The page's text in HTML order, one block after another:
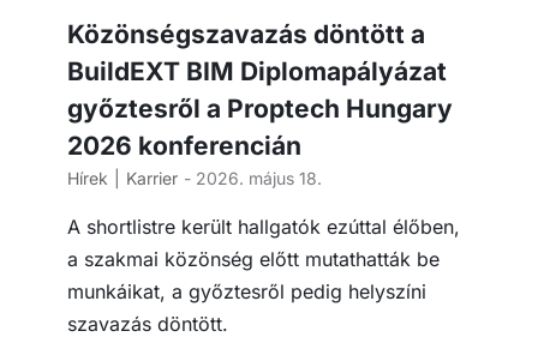
Közönségszavazás döntött a
BuildEXT BIM Diplomapályázat
győztesről a Proptech Hungary
2026 konferencián
Hírek Karrier - 2026. május 18.
A shortlistre került hallgatók ezúttal élőben,
a szakmai közönség előtt mutathatták be
munkáikat, a győztesről pedig helyszíni
szavazás döntött.